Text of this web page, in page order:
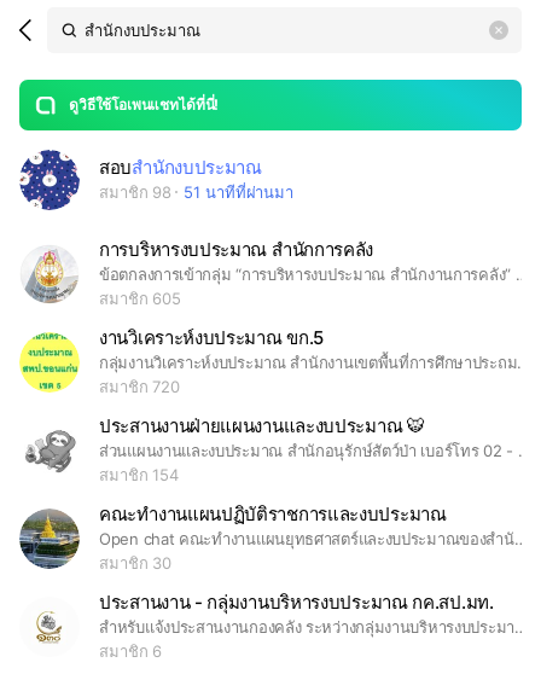
LINE OPENCHAT
Search
OpenChats
messages
search
area
ดูวิธีใช้โอเพนแชทได้ที่นี่!
open
สอบสำนักงบประมาณ
สมาชิก 98 51 นาทีที่ผ่านมา
การบริหารงบประมาณ สำนักการคลัง
ข้อตกลงการเข้ากลุ่ม “การบริหารงบประมาณ สำนักงานการคลัง” 1. ผู้เข้าใช้ต้องระบุชื่อตัว และชื่อศาลที่สังกัด เพื่อเป็นการแสดงตัวตนที่เป็นทางการ หากไม่ระบุชื่อตัว และชื่อศาลที่สังกัด จะไม่ได้รับการอนุมัติให้เข้าร่วมกลุ่ม 2. ห้ามแชร์ข้อความ รูปภาพ หรือสื่ออื่นใดที่ไม่เกี่ยวข้องกับการบริหารงบประมาณ สำนักงานการคลัง
สมาชิก 605
งานวิเคราะห์งบประมาณ ขก.5
กลุ่มงานวิเคราะห์งบประมาณ สำนักงานเขตพื้นที่การศึกษาประถมศึกษาขอนแก่น เขต 5
สมาชิก 720
ประสานงานฝ่ายแผนงานและงบประมาณ 🐯
ส่วนแผนงานและงบประมาณ สำนักอนุรักษ์สัตว์ป่า เบอร์โทร 02 - 5610777 ต่อ 1651
สมาชิก 154
คณะทำงานแผนปฏิบัติราชการและงบประมาณ
Open chat คณะทำงานแผนยุทธศาสตร์และงบประมาณของสำนักกรรมาธิการ 3 สำนักงานเลขาธิการสภาผู้แทนราษฏร
สมาชิก 30
ประสานงาน - กลุ่มงานบริหารงบประมาณ กค.สป.มท.
สำหรับแจ้งประสานงานกองคลัง ระหว่างกลุ่มงานบริหารงบประมาณ กับ สำนักงานจังหวัด 76 จังหวัด
สมาชิก 6